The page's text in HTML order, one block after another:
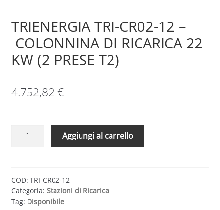
TRIENERGIA TRI-CR02-12 –
COLONNINA DI RICARICA 22
KW (2 PRESE T2)
4.752,82 €
TRIENERGIA
–
COLONNINA
DI
Aggiungi al carrello
COD: TRI-CR02-12
Categoria: Stazioni di Ricarica
Tag: Disponibile